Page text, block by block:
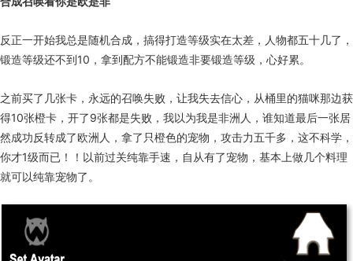
反正一开始我总是随机合成，搞得打造等级实在太差，人物都五十几了，
锻造等级还不到10，拿到配方不能锻造非要锻造等级，心好累。
之前买了几张卡，永远的召唤失败，让我失去信心，从桶里的猫咪那边获
得10张橙卡，开了9张都是失败，我以为我是非洲人，谁知道最后一张居
然成功反转成了欧洲人，拿了只橙色的宠物，攻击力五千多，这不科学，
你才1级而已！！以前过关纯靠手速，自从有了宠物，基本上做几个料理
就可以纯靠宠物了。